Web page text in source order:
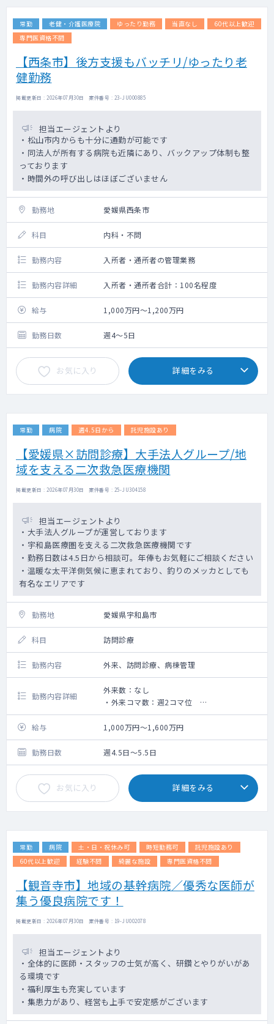
常勤 老健・介護医療院 ゆったり勤務 当直なし
60代以上歓迎
専門医資格不問
【西条市】後方支援もバッチリ/ゆったり老
健勤務
掲載更新日 : 2026年07月30日 案件番号 : 23-JU000885
担当エージェントより
・松山市内からも十分に通勤が可能です
・同法人が所有する病院も近隣にあり、バックアップ体制も整
っております
・時間外の呼び出しはほぼございません
勤務地 愛媛県西条市
科目 内科・不問
勤務内容 入所者・通所者の管理業務
勤務内容詳細 入所者・通所者合計：100名程度
給与 1,000万円～1,200万円
勤務日数 週4～5日
お気に入り 詳細をみる
常勤 病院 週4.5日から 託児施設あり
【愛媛県×訪問診療】大手法人グループ/地
域を支える二次救急医療機関
掲載更新日 : 2026年07月30日 案件番号 : 25-JU304158
担当エージェントより
・大手法人グループが運営しております
・宇和島医療圏を支える二次救急医療機関です
・勤務日数は4.5日から相談可。年俸もお気軽にご相談ください
・温暖な太平洋側気候に恵まれており、釣りのメッカとしても
有名なエリアです
勤務地 愛媛県宇和島市
科目 訪問診療
勤務内容 外来、訪問診療、病棟管理
勤務内容詳細
外来数：なし
・外来コマ数：週2コマ位
・病棟担当数：10床くらい
・主な訪問先：居宅と施設
・その他：内科外来、病棟対応もお願いいた
します
給与 1,000万円～1,600万円
勤務日数 週4.5日～5.5日
お気に入り 詳細をみる
常勤 病院 土・日・祝休み可 時短勤務可
託児施設あり
60代以上歓迎
経験不問 綺麗な施設 専門医資格不問
【観音寺市】地域の基幹病院／優秀な医師が
集う優良病院です！
掲載更新日 : 2026年07月30日 案件番号 : 19-JU002078
担当エージェントより
・全体的に医師・スタッフの士気が高く、研鑽とやりがいがあ
る環境です
・福利厚生も充実しています
・集患力があり、経営も上手で安定感がございます